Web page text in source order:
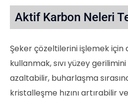
Aktif Karbon Neleri
Şeker çözeltilerini işlemek
kullanmak, sıvı yüzey
azaltabilir, buharlaşma
kristalleşme hızını artırabilir